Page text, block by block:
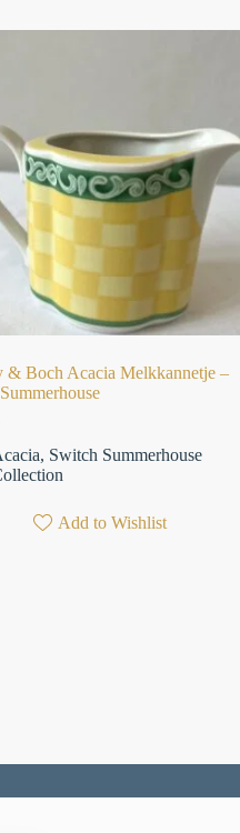
& Boch Acacia Melkkannetje –
, Switch Summerhouse
Add to Wishlist